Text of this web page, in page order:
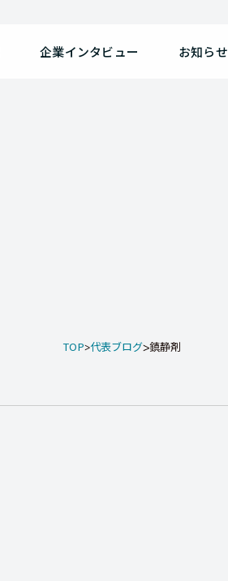
企業インタビュー お知らせ
TOP 代表ブログ 鎮静剤